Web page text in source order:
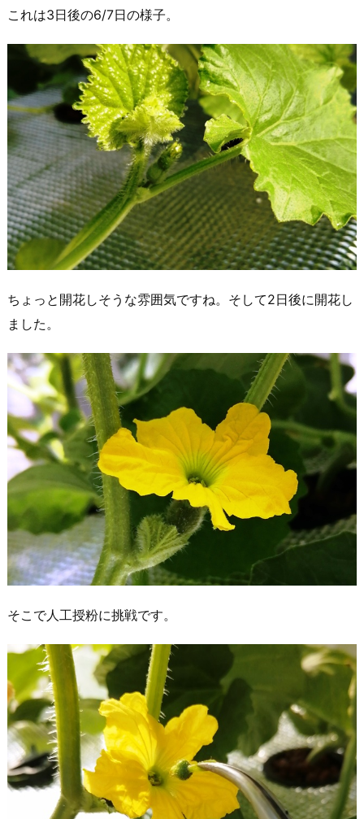
これは3日後の6/7日の様子。
ちょっと開花しそうな雰囲気ですね。そして2日後に開花し
ました。
そこで人工授粉に挑戦です。